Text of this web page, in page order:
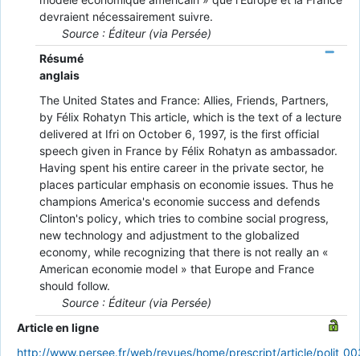
devraient nécessairement suivre.
Source : Éditeur (via Persée)
Résumé
anglais
The United States and France: Allies, Friends, Partners,
by Félix Rohatyn This article, which is the text of a lecture
delivered at Ifri on October 6, 1997, is the first official
speech given in France by Félix Rohatyn as ambassador.
Having spent his entire career in the private sector, he
places particular emphasis on economie issues. Thus he
champions America's economie success and defends
Clinton's policy, which tries to combine social progress,
new technology and adjustment to the globalized
economy, while recognizing that there is not really an «
American economie model » that Europe and France
should follow.
Source : Éditeur (via Persée)
Article en ligne
http://www.persee.fr/web/revues/home/prescript/article/